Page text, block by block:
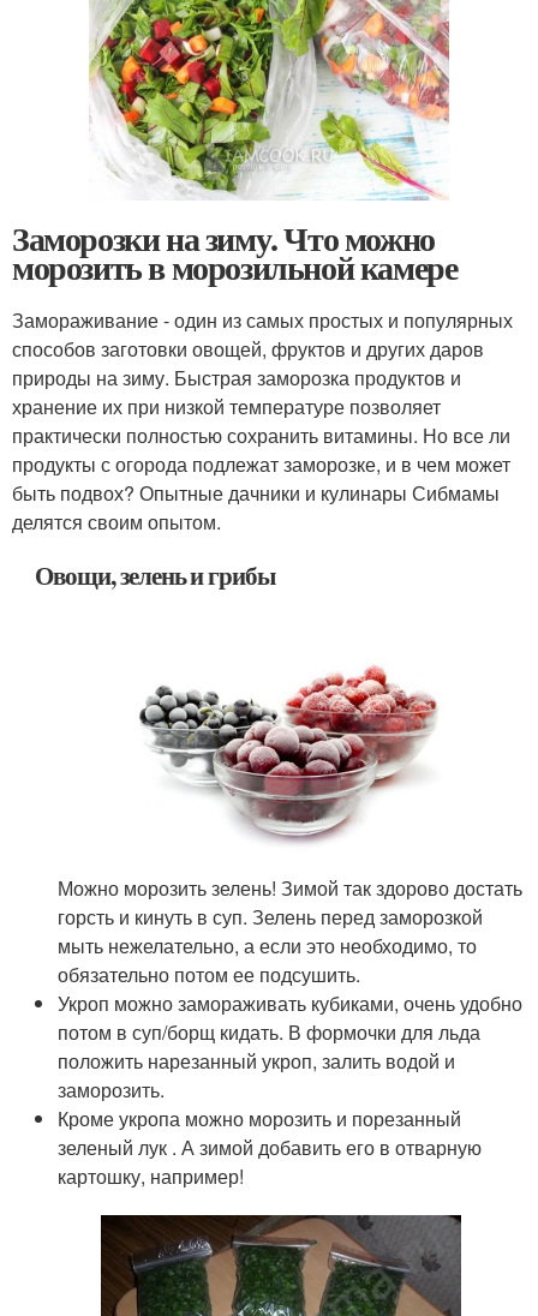
Заморозки на зиму. Что можно
морозить в морозильной камере
Замораживание - один из самых простых и популярных
способов заготовки овощей, фруктов и других даров
природы на зиму. Быстрая заморозка продуктов и
хранение их при низкой температуре позволяет
практически полностью сохранить витамины. Но все ли
продукты с огорода подлежат заморозке, и в чем может
быть подвох? Опытные дачники и кулинары Сибмамы
делятся своим опытом.
Овощи, зелень и грибы
Можно морозить зелень! Зимой так здорово достать
горсть и кинуть в суп. Зелень перед заморозкой
мыть нежелательно, а если это необходимо, то
обязательно потом ее подсушить.
Укроп можно замораживать кубиками, очень удобно
потом в суп/борщ кидать. В формочки для льда
положить нарезанный укроп, залить водой и
заморозить.
Кроме укропа можно морозить и порезанный
зеленый лук . А зимой добавить его в отварную
картошку, например!